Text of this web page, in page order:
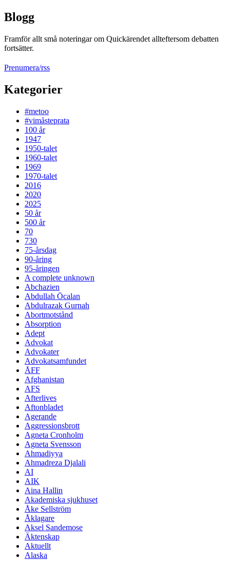
Blogg
Framför allt små noteringar om Quickärendet allteftersom debatten
fortsätter.
Prenumera/rss
Kategorier
#metoo
#vimåsteprata
100 år
1947
1950-talet
1960-talet
1969
1970-talet
2016
2020
2025
50 år
500 år
70
730
75-årsdag
90-åring
95-åringen
A complete unknown
Abchazien
Abdullah Öcalan
Abdulrazak Gurnah
Abortmotstånd
Absorption
Adept
Advokat
Advokater
Advokatsamfundet
ÅFF
Afghanistan
AFS
Afterlives
Aftonbladet
Agerande
Aggressionsbrott
Agneta Cronholm
Agneta Svensson
Ahmadiyya
Ahmadreza Djalali
AI
AIK
Aina Hallin
Akademiska sjukhuset
Åke Sellström
Åklagare
Aksel Sandemose
Äktenskap
Aktuellt
Alaska